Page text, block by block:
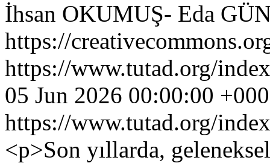
İhsan OKUMUŞ- Eda
https://
https://www.tutad.org/
05 Jun 2026 00:00:00
https://www.tutad.org/
<p>Son yıllarda,